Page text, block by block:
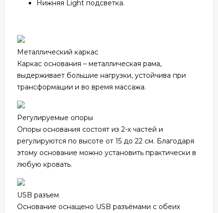
Нижняя Light подсветка.
Металлический каркас
Каркас основания – металлическая рама,
выдерживает большие нагрузки, устойчива при
трансформации и во время массажа.
Регулируемые опоры
Опоры основания состоят из 2-х частей и
регулируются по высоте от 15 до 22 см. Благодаря
этому основание можно установить практически в
любую кровать.
USB разъем
Основание оснащено USB разъёмами с обеих